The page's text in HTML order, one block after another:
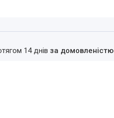
14 днів за домовленістю